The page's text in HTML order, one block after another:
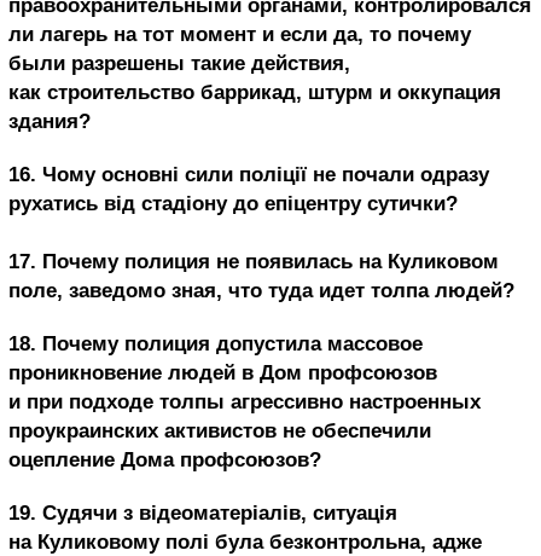
правоохранительными органами, контролировался
ли лагерь на тот момент и если да, то почему
были разрешены такие действия,
как строительство баррикад, штурм и оккупация
здания?
16. Чому основні сили поліції не почали одразу
рухатись від стадіону до епіцентру сутички?
17. Почему полиция не появилась на Куликовом
поле, заведомо зная, что туда идет толпа людей?
18. Почему полиция допустила массовое
проникновение людей в Дом профсоюзов
и при подходе толпы агрессивно настроенных
проукраинских активистов не обеспечили
оцепление Дома профсоюзов?
19. Судячи з відеоматеріалів, ситуація
на Куликовому полі була безконтрольна, адже